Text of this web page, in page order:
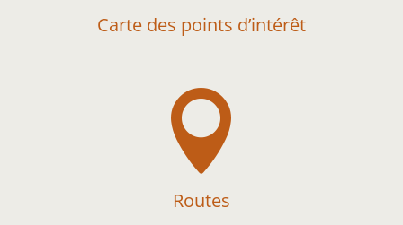
Carte des points d’intérêt

Routes